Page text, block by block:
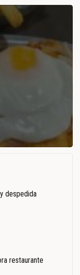
despedida
restaurante